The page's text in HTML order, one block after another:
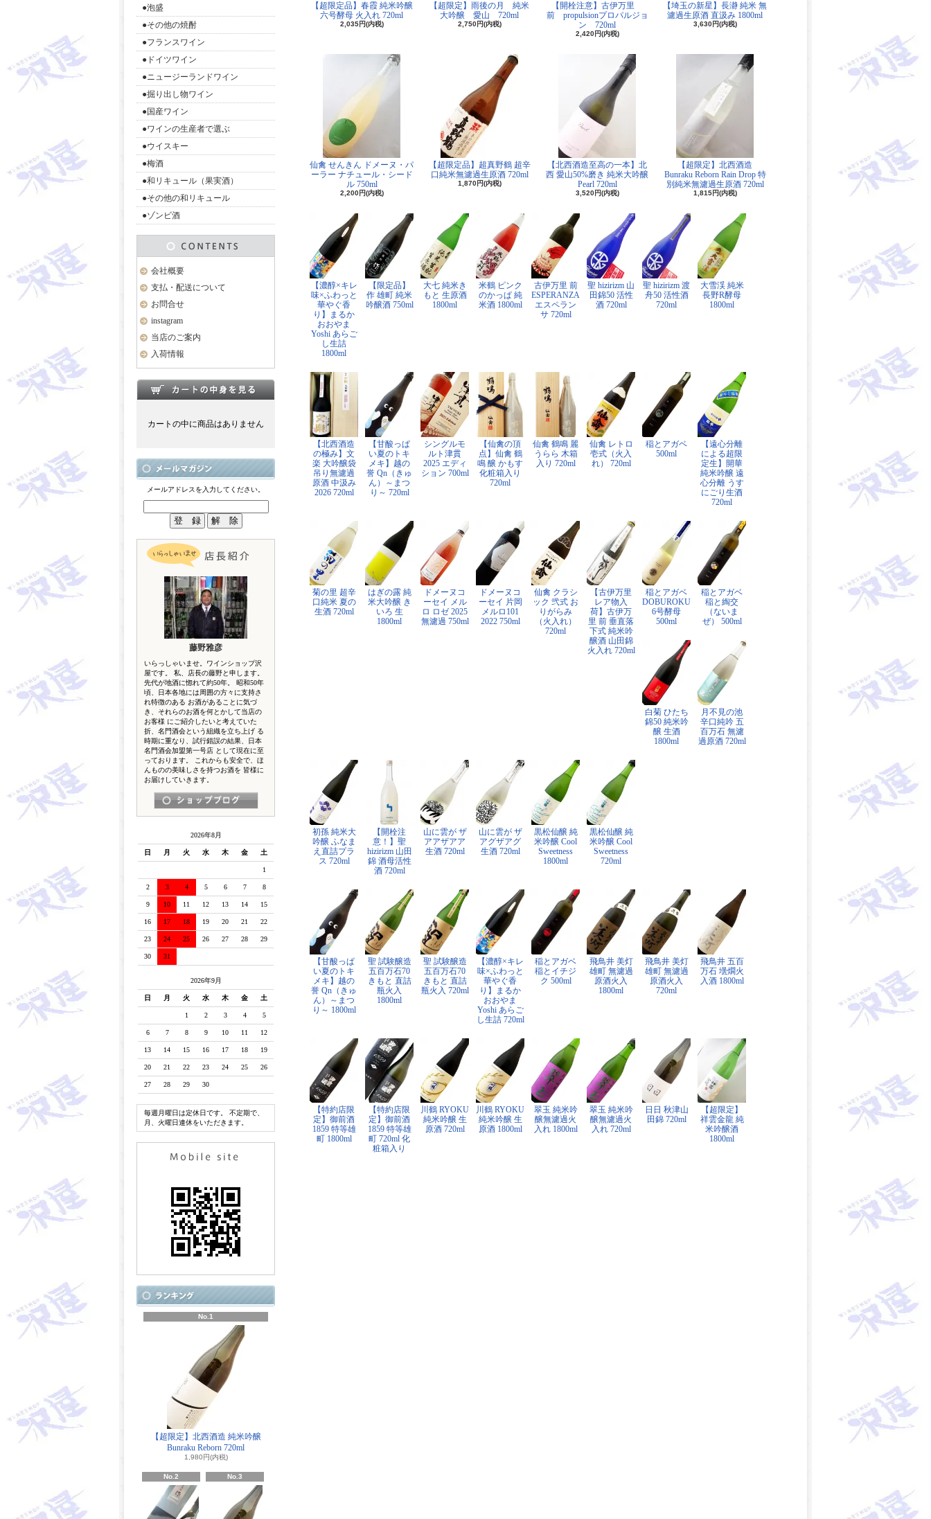
●泡盛
●その他の焼酎
●フランスワイン
●ドイツワイン
●ニュージーランドワイン
●掘り出し物ワイン
●国産ワイン
●ワインの生産者で選ぶ
●ウイスキー
●梅酒
●和リキュール（果実酒）
●その他の和リキュール
●ゾンビ酒
会社概要
支払・配送について
お問合せ
instagram
当店のご案内
入荷情報
カートの中に商品はありません
メールアドレスを入力してください。
藤野雅彦
いらっしゃいませ。ワインショップ沢
屋です。 私、店長の藤野と申します。
先代が地酒に惚れて約50年。 昭和50年
頃、日本各地には周囲の方々に支持さ
れ特徴のある お酒があることに気づ
き、それらのお酒を何とかして当店の
お客様 にご紹介したいと考えていた
折、名門酒会という組織を立ち上げ る
時期に重なり、試行錯誤の結果、日本
名門酒会加盟第一号店 として現在に至
っております。 これからも安全で、ほ
んものの美味しさを持つお酒を 皆様に
お届けしていきます。
2026年8月
日 月 火 水 木 金 土
1
2 3 4 5 6 7 8
9 10 11 12 13 14 15
16 17 18 19 20 21 22
23 24 25 26 27 28 29
30 31
2026年9月
日 月 火 水 木 金 土
1 2 3 4 5
6 7 8 9 10 11 12
13 14 15 16 17 18 19
20 21 22 23 24 25 26
27 28 29 30
毎週月曜日は定休日です。 不定期で、
月、火曜日連休をいただきます。
No.1
【超限定】北西酒造 純米吟醸
Bunraku Reborn 720ml
1,980円(内税)
No.2 No.3
【超限定品】春霞 純米吟醸
六号酵母 火入れ 720ml
2,035円(内税)
【超限定】雨後の月 純米
大吟醸 愛山 720ml
2,750円(内税)
【開栓注意】古伊万里
前 propulsionプロパルジョ
ン 720ml
2,420円(内税)
【埼玉の新星】長瀞 純米 無
濾過生原酒 直汲み 1800ml
3,630円(内税)
仙禽 せんきん ドメーヌ・パ
ーラー ナチュール・シード
ル 750ml
2,200円(内税)
【超限定品】超真野鶴 超辛
口純米無濾過生原酒 720ml
1,870円(内税)
【北西酒造至高の一本】北
西 愛山50%磨き 純米大吟醸
Pearl 720ml
3,520円(内税)
【超限定】北西酒造
Bunraku Reborn Rain Drop 特
別純米無濾過生原酒 720ml
1,815円(内税)
【濃醇×キレ
味×ふわっと
華やぐ香
り】まるか
おおやま
Yoshi あらご
し生詰
1800ml
【限定品】
作 雄町 純米
吟醸酒 750ml
大七 純米き
もと 生原酒
1800ml
米鶴 ピンク
のかっぱ 純
米酒 1800ml
古伊万里 前
ESPERANZA
エスペラン
サ 720ml
聖 hizirizm 山
田錦50 活性
酒 720ml
聖 hizirizm 渡
舟50 活性酒
720ml
大雪渓 純米
長野R酵母
1800ml
【北西酒造
の極み】文
楽 大吟醸袋
吊り無濾過
原酒 中汲み
2026 720ml
【甘酸っぱ
い夏のトキ
メキ】越の
誉 Qn（きゅ
ん）～まつ
り～ 720ml
シングルモ
ルト津貫
2025 エディ
ション 700ml
【仙禽の頂
点】仙禽 鶴
鳴 醸 かもす
化粧箱入り
720ml
仙禽 鶴鳴 麗
うらら 木箱
入り 720ml
仙禽 レトロ
壱式（火入
れ） 720ml
稲とアガベ
500ml
【遠心分離
による超限
定生】開華
純米吟醸 遠
心分離 うす
にごり生酒
720ml
菊の里 超辛
口純米 夏の
生酒 720ml
はぎの露 純
米大吟醸 き
いろ 生
1800ml
ドメーヌコ
ーセイ メル
ロ ロゼ 2025
無濾過 750ml
ドメーヌコ
ーセイ 片岡
メルロ101
2022 750ml
仙禽 クラシ
ック 弐式 お
りがらみ
（火入れ）
720ml
【古伊万里
レア物入
荷】古伊万
里 前 垂直落
下式 純米吟
醸酒 山田錦
火入れ 720ml
稲とアガベ
DOBUROKU
6号酵母
500ml
稲とアガベ
稲と綯交
（ないま
ぜ） 500ml
白菊 ひたち
錦50 純米吟
醸 生酒
1800ml
月不見の池
辛口純吟 五
百万石 無濾
過原酒 720ml
初孫 純米大
吟醸 ふなま
え直詰プラ
ス 720ml
【開栓注
意！】聖
hizirizm 山田
錦 酒母活性
酒 720ml
山に雲が ザ
アアザアア
生酒 720ml
山に雲が ザ
アグザアグ
生酒 720ml
黒松仙醸 純
米吟醸 Cool
Sweetness
1800ml
黒松仙醸 純
米吟醸 Cool
Sweetness
720ml
【甘酸っぱ
い夏のトキ
メキ】越の
誉 Qn（きゅ
ん）～まつ
り～ 1800ml
聖 試験醸造
五百万石70
きもと 直詰
瓶火入
1800ml
聖 試験醸造
五百万石70
きもと 直詰
瓶火入 720ml
【濃醇×キレ
味×ふわっと
華やぐ香
り】まるか
おおやま
Yoshi あらご
し生詰 720ml
稲とアガベ
稲とイチジ
ク 500ml
飛鳥井 美灯
雄町 無濾過
原酒火入
1800ml
飛鳥井 美灯
雄町 無濾過
原酒火入
720ml
飛鳥井 五百
万石 壜燗火
入酒 1800ml
【特約店限
定】御前酒
1859 特等雄
町 1800ml
【特約店限
定】御前酒
1859 特等雄
町 720ml 化
粧箱入り
川鶴 RYOKU
純米吟醸 生
原酒 720ml
川鶴 RYOKU
純米吟醸 生
原酒 1800ml
翠玉 純米吟
醸無濾過火
入れ 1800ml
翠玉 純米吟
醸無濾過火
入れ 720ml
日日 秋津山
田錦 720ml
【超限定】
祥雲金龍 純
米吟醸酒
1800ml